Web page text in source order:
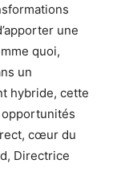
une
quoi,
un
hybride, cette
cœur du
Directrice